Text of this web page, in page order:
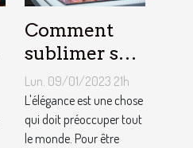
Comment
sublimer ses
ongles ?
Lun. 09/01/2023 21h
L'élégance est une chose
qui doit préoccuper tout
le monde. Pour être